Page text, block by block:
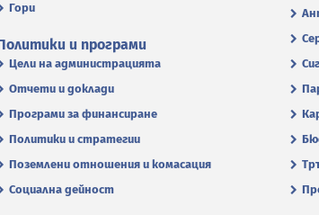
Гори
и програми
Цели на администрацията
Отчети и доклади
Програми за финансиране
Политики и стратегии
Поземлени отношения и комасация
Социална дейност